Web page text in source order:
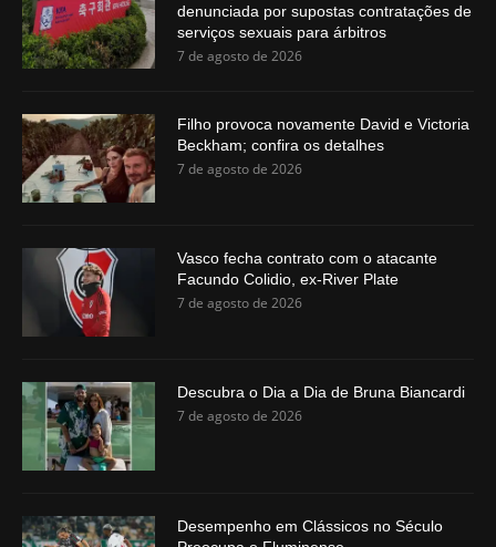
denunciada por supostas contratações de
serviços sexuais para árbitros
7 de agosto de 2026
Filho provoca novamente David e Victoria
Beckham; confira os detalhes
7 de agosto de 2026
Vasco fecha contrato com o atacante
Facundo Colidio, ex-River Plate
7 de agosto de 2026
Descubra o Dia a Dia de Bruna Biancardi
7 de agosto de 2026
Desempenho em Clássicos no Século